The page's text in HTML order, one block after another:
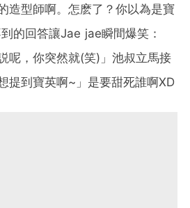
造型師啊。怎麽了？你以為是寶
的回答讓Jae jae瞬間爆笑：
呢，你突然就(笑)」池叔立馬接
提到寶英啊~」是要甜死誰啊XD